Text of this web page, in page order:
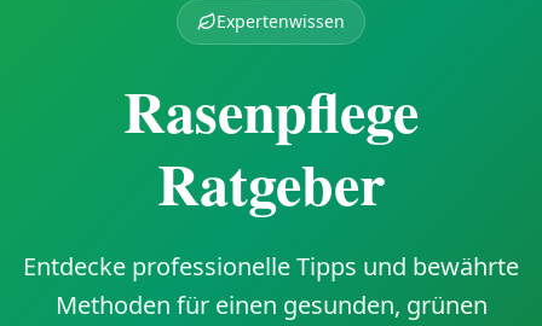
Expertenwissen
Rasenpflege
Ratgeber
Entdecke professionelle Tipps und bewährte
Methoden für einen gesunden, grünen